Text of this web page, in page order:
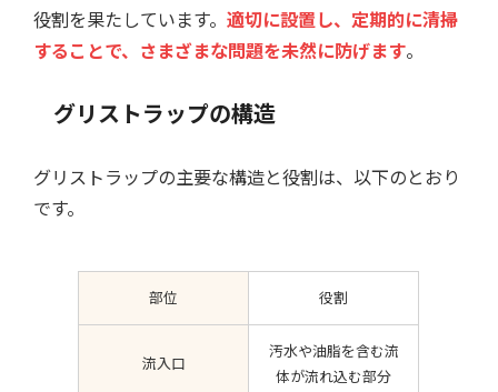
役割を果たしています。適切に設置し、定期的に清掃
することで、さまざまな問題を未然に防げます。
グリストラップの構造
グリストラップの主要な構造と役割は、以下のとおり
です。
部位 役割
流入口
汚水や油脂を含む流
体が流れ込む部分